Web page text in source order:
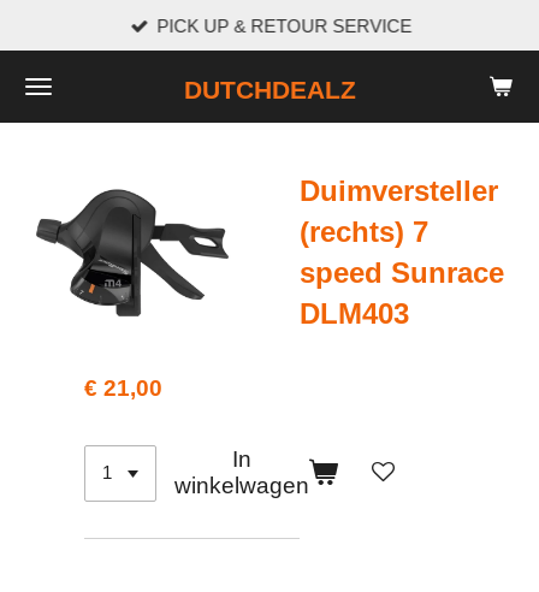
naar
de
DUTCHDEALZ
PICK UP & RETOUR SERVICE
Duimversteller
(rechts) 7
speed Sunrace
DLM403
€ 21,00
In
winkelwagen